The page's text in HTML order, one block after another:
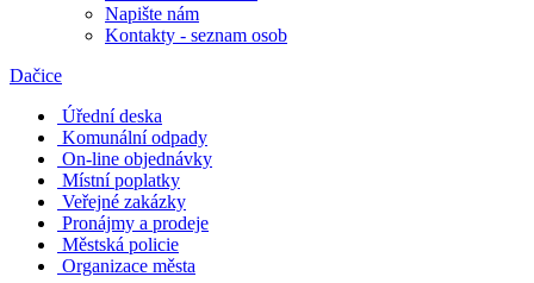
Napište nám
Kontakty - seznam osob
Dačice
Úřední deska
Komunální odpady
On-line objednávky
Místní poplatky
Veřejné zakázky
Pronájmy a prodeje
Městská policie
Organizace města